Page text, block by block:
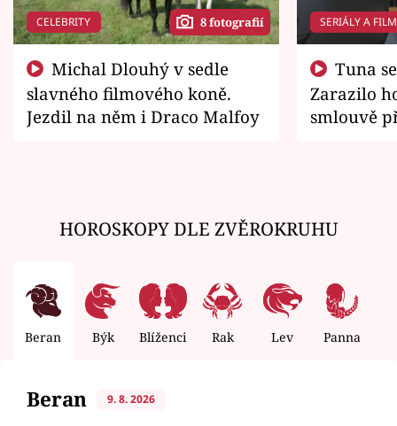
CELEBRITY 8 fotografií
slavného filmového koně.
Jezdil na něm i Draco Malfoy
SERIÁLY A
Zarazilo
smlouvě
HOROSKOPY DLE ZVĚROKRUHU
Beran Býk Blíženci Rak Lev Panna
Beran 9. 8. 2026